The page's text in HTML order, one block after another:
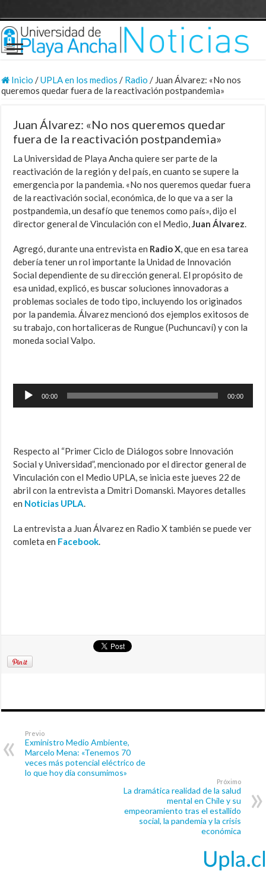
Inicio /UPLA en los medios / Radio / Juan Álvarez: «No nos
queremos quedar fuera de la reactivación postpandemia»
Juan Álvarez: «No nos queremos quedar
fuera de la reactivación postpandemia»
La Universidad de Playa Ancha quiere ser parte de la
reactivación de la región y del país, en cuanto se supere la
emergencia por la pandemia. «No nos queremos quedar fuera
de la reactivación social, económica, de lo que va a ser la
postpandemia, un desafío que tenemos como país», dijo el
director general de Vinculación con el Medio,Juan Álvarez.
Agregó, durante una entrevista en Radio X, que en esa tarea
debería tener un rol importante la Unidad de Innovación
Social dependiente de su dirección general. El propósito de
esa unidad, explicó, es buscar soluciones innovadoras a
problemas sociales de todo tipo, incluyendo los originados
por la pandemia. Álvarez mencionó dos ejemplos exitosos de
su trabajo, con hortaliceras de Rungue (Puchuncaví) y con la
moneda social Valpo.
Reproductor
00:00 00:00
Respecto al “Primer Ciclo de Diálogos sobre Innovación
Social y Universidad”, mencionado por el director general de
Vinculación con el Medio UPLA, se inicia este jueves 22 de
abril con la entrevista a Dmitri Domanski. Mayores detalles
en Noticias UPLA.
La entrevista a Juan Álvarez en Radio X también se puede ver
comleta en Facebook.
Previo
Exministro Medio Ambiente,
Marcelo Mena: «Tenemos 70
veces más potencial eléctrico de
lo que hoy día consumimos»
Próximo
La dramática realidad de la salud
mental en Chile y su
empeoramiento tras el estallido
social, la pandemia y la crisis
económica